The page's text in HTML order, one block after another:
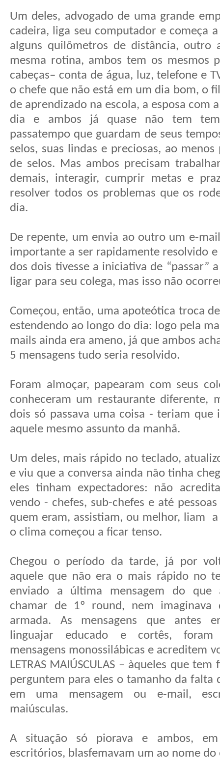
Um deles, advogado de uma grande
cadeira, liga seu computador e começa
alguns quilômetros de distância, outro
mesma rotina, ambos tem os mesmos
cabeças– conta de água, luz, telefone e
o chefe que não está em um dia bom, o
de aprendizado na escola, a esposa com
dia e ambos já quase não tem
passatempo que guardam de seus
selos, suas lindas e preciosas, ao menos
de selos. Mas ambos precisam
demais, interagir, cumprir metas e
resolver todos os problemas que os
dia.
De repente, um envia ao outro um e-
importante a ser rapidamente resolvido
dos dois tivesse a iniciativa de “passar”
ligar para seu colega, mas isso não
Começou, então, uma apoteótica troca
estendendo ao longo do dia: logo pela
mails ainda era ameno, já que ambos
5 mensagens tudo seria resolvido.
Foram almoçar, papearam com seus
conheceram um restaurante diferente,
dois só passava uma coisa - teriam
aquele mesmo assunto da manhã.
Um deles, mais rápido no teclado,
e viu que a conversa ainda não tinha
eles tinham expectadores: não
vendo - chefes, sub-chefes e até
quem eram, assistiam, ou melhor, liam
o clima começou a ficar tenso.
Chegou o período da tarde, já por
aquele que não era o mais rápido no
enviado a última mensagem do que
chamar de 1º round, nem imaginava
armada. As mensagens que antes
linguajar educado e cortês, foram
mensagens monossilábicas e acreditem
LETRAS MAIÚSCULAS – àqueles que
perguntem para eles o tamanho da falta
em uma mensagem ou e-mail,
maiúsculas.
A situação só piorava e ambos, em
escritórios, blasfemavam um ao nome do